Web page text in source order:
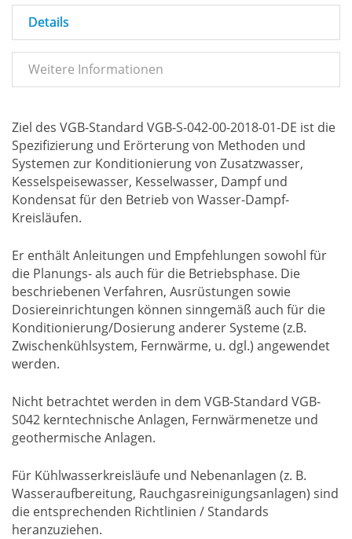
Details
Weitere Informationen
Ziel des VGB-Standard VGB-S-042-00-2018-01-DE ist die
Spezifizierung und Erörterung von Methoden und
Systemen zur Konditionierung von Zusatzwasser,
Kesselspeisewasser, Kesselwasser, Dampf und
Kondensat für den Betrieb von Wasser-Dampf-
Kreisläufen.
Er enthält Anleitungen und Empfehlungen sowohl für
die Planungs- als auch für die Betriebsphase. Die
beschriebenen Verfahren, Ausrüstungen sowie
Dosiereinrichtungen können sinngemäß auch für die
Konditionierung/Dosierung anderer Systeme (z.B.
Zwischenkühlsystem, Fernwärme, u. dgl.) angewendet
werden.
Nicht betrachtet werden in dem VGB-Standard VGB-
S042 kerntechnische Anlagen, Fernwärmenetze und
geothermische Anlagen.
Für Kühlwasserkreisläufe und Nebenanlagen (z. B.
Wasseraufbereitung, Rauchgasreinigungsanlagen) sind
die entsprechenden Richtlinien / Standards
heranzuziehen.